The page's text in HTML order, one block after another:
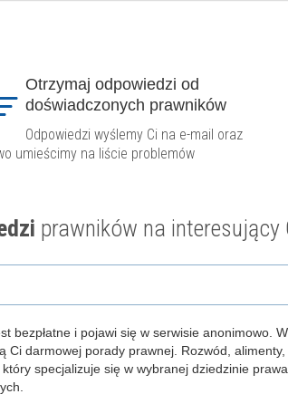
Otrzymaj odpowiedzi od
doświadczonych prawników
Odpowiedzi wyślemy Ci na e-mail oraz
umieścimy na liście problemów
prawników na interesujący
bezpłatne i pojawi się w serwisie anonimowo.
Ci darmowej porady prawnej. Rozwód,
specjalizuje się w wybranej dziedzinie